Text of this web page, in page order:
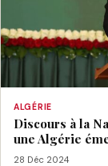
ALGÉRIE
Discours à la
une Algérie
28 Déc 2024